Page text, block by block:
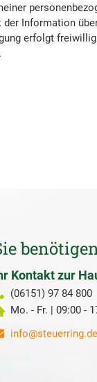
der Information
erfolgt
Kontakt zur
(06151) 97 84 800
Mo. - Fr. | 09:00 -
info@steuerring.de